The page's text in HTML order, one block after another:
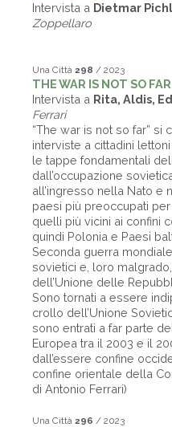
Intervista a Dietmar
Zoppellaro
Una Città 298 / 2023
THE WAR IS NOT SO FAR
Intervista a Rita, Aldis,
Ferrari
“The war is not so far” si
interviste a cittadini
le tappe fondamentali
dall’occupazione
all’ingresso nella Nato e
paesi più preoccupati
quelli più vicini ai confini
quindi Polonia e Paesi
Seconda guerra
sovietici e, loro
dell’Unione delle
Sono tornati a essere
crollo dell’Unione
sono entrati a far parte
Europea tra il 2003 e il
dall’essere confine
confine orientale della
di Antonio Ferrari)
Una Città 296 / 2023